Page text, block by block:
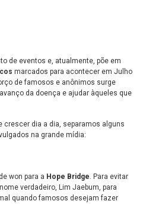
de eventos e, atualmente, põe em
marcados para acontecer em Julho
de famosos e anônimos surge
da doença e ajudar àqueles que
crescer dia a dia, separamos alguns
na grande mídia:
de won para a Hope Bridge. Para evitar
verdadeiro, Lim Jaebum, para
quando famosos desejam fazer